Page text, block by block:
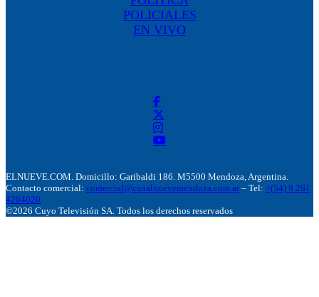
POLICIALES
EN VIVO
ELNUEVE.COM. Domicillo: Garibaldi 186. M5500 Mendoza, Argentina.
Contacto comercial: comercial@canalnuevemendoza.com.ar – Tel: +(54) 9 261
4204020
©2026 Cuyo Televisión SA. Todos los derechos reservados